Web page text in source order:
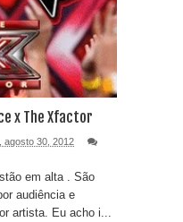
x The Xfactor
agosto 30, 2012
em alta . São
audiência e
artista. Eu acho i...